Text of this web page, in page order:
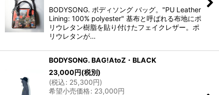
BODYSONG. ボディソング バッグ。"PU Leather
Lining: 100% polyester" 基布と呼ばれる布地にポ
リウレタン樹脂を貼り付けたフェイクレザー。ポ
リウレタンが…
BODYSONG. BAG!AtoZ・BLACK
23,000円(税別)
(税込: 25,300円)
希望小売価格: 23,000円